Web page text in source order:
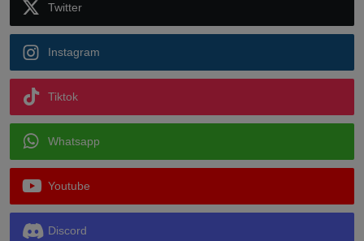
Twitter
Instagram
Tiktok
Whatsapp
Youtube
Discord